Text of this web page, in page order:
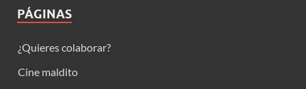
PÁGINAS
¿Quieres colaborar?
Cine maldito